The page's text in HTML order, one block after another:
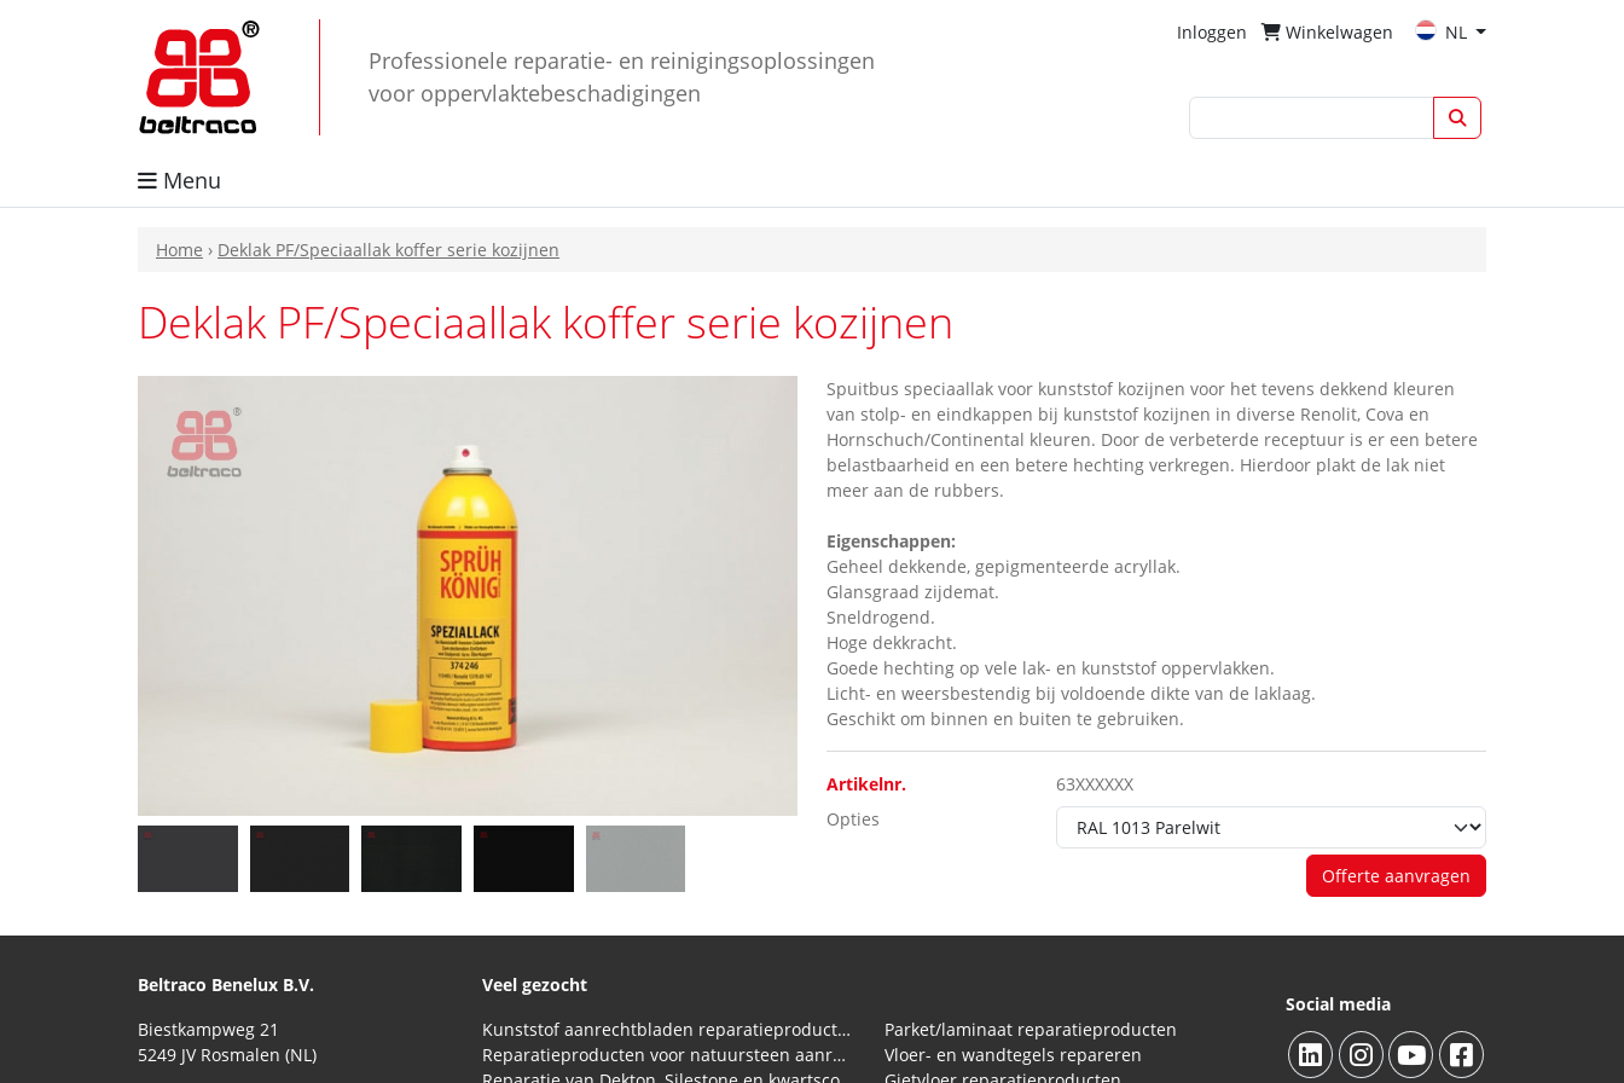
Professionele reparatie- en reinigingsoplossingen
voor oppervlaktebeschadigingen
Inloggen Winkelwagen NL
Menu
Home › Deklak PF/Speciaallak koffer serie kozijnen
Deklak PF/Speciaallak koffer serie kozijnen
Spuitbus speciaallak voor kunststof kozijnen voor het tevens dekkend kleuren
van stolp- en eindkappen bij kunststof kozijnen in diverse Renolit, Cova en
Hornschuch/Continental kleuren. Door de verbeterde receptuur is er een betere
belastbaarheid en een betere hechting verkregen. Hierdoor plakt de lak niet
meer aan de rubbers.
Eigenschappen:
Geheel dekkende, gepigmenteerde acryllak.
Glansgraad zijdemat.
Sneldrogend.
Hoge dekkracht.
Goede hechting op vele lak- en kunststof oppervlakken.
Licht- en weersbestendig bij voldoende dikte van de laklaag.
Geschikt om binnen en buiten te gebruiken.
Artikelnr.
63XXXXXX
Opties
Offerte aanvragen
Beltraco Benelux B.V.
Biestkampweg 21
5249 JV Rosmalen (NL)
Veel gezocht
Kunststof aanrechtbladen reparatieproducten (HPL en Volkern)
Reparatieproducten voor natuursteen aanrechtblad
Parket/laminaat reparatieproducten
Vloer- en wandtegels repareren
Social media